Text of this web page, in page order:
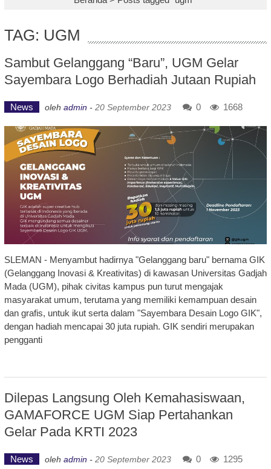
TAG: UGM
Sambut Gelanggang “Baru”, UGM Gelar
Sayembara Logo Berhadiah Jutaan Rupiah
News oleh admin - 20 September 2023 0 1668
SLEMAN - Menyambut hadirnya "Gelanggang baru" bernama GIK
(Gelanggang Inovasi & Kreativitas) di kawasan Universitas Gadjah
Mada (UGM), pihak civitas kampus pun turut mengajak
masyarakat umum, terutama yang memiliki kemampuan desain
dan grafis, untuk ikut serta dalam "Sayembara Desain Logo GIK",
dengan hadiah mencapai 30 juta rupiah. GIK sendiri merupakan
pengganti
Dilepas Langsung Oleh Kemahasiswaan,
GAMAFORCE UGM Siap Pertahankan
Gelar Pada KRTI 2023
News oleh admin - 20 September 2023 0 1295